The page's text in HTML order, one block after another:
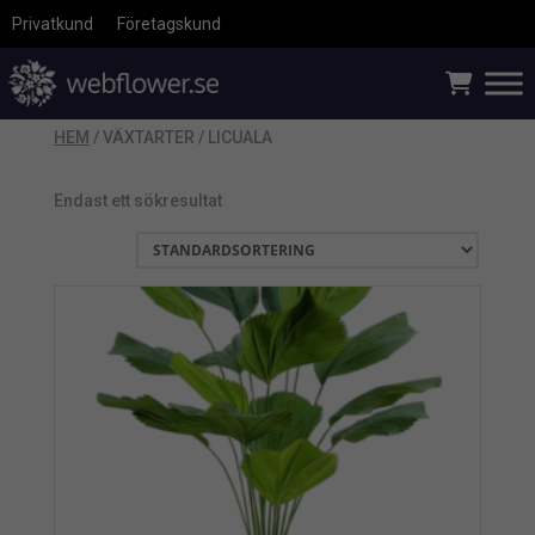
Privatkund Företagskund
HEM / VÄXTARTER / LICUALA
Endast ett sökresultat